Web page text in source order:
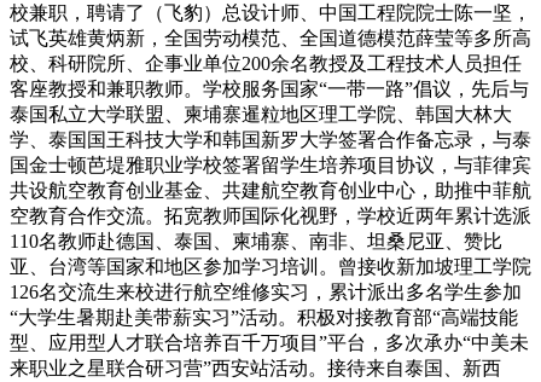
校兼职，聘请了（飞豹）总设计师、中国工程院院士陈一坚，
试飞英雄黄炳新，全国劳动模范、全国道德模范薛莹等多所高
校、科研院所、企事业单位200余名教授及工程技术人员担任
客座教授和兼职教师。学校服务国家“一带一路”倡议，先后与
泰国私立大学联盟、柬埔寨暹粒地区理工学院、韩国大林大
学、泰国国王科技大学和韩国新罗大学签署合作备忘录，与泰
国金士顿芭堤雅职业学校签署留学生培养项目协议，与菲律宾
共设航空教育创业基金、共建航空教育创业中心，助推中菲航
空教育合作交流。拓宽教师国际化视野，学校近两年累计选派
110名教师赴德国、泰国、柬埔寨、南非、坦桑尼亚、赞比
亚、台湾等国家和地区参加学习培训。曾接收新加坡理工学院
126名交流生来校进行航空维修实习，累计派出多名学生参加
“大学生暑期赴美带薪实习”活动。积极对接教育部“高端技能
型、应用型人才联合培养百千万项目”平台，多次承办“中美未
来职业之星联合研习营”西安站活动。接待来自泰国、新西